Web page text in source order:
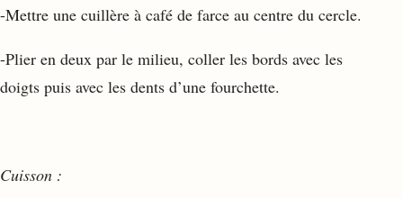
-Mettre une cuillère à café de farce au centre du cercle.
-Plier en deux par le milieu, coller les bords avec les
doigts puis avec les dents d’une fourchette.
Cuisson :